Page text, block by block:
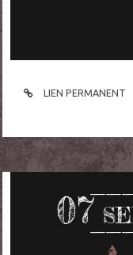
LIEN PERMANENT
07